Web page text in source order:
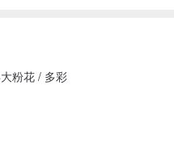
粉花 / 多彩